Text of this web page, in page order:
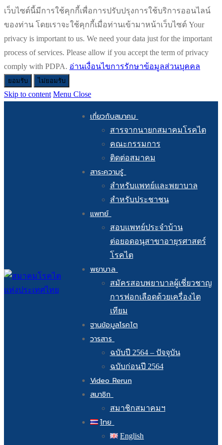
เว็บไซต์นี้มีการใช้คุกกี้เพื่อการปรับปรุงการใช้บริการออนไลน์
ของท่าน โดยเราจะใช้คุกกี้เมื่อท่านเข้ามาหน้าเว็บไซต์ Your
privacy is important to us. We need your data just for the important
process of services. Please allow if you accept the term of privacy
comply with PDPA. อ่านเงื่อนไขการรักษาข้อมูลส่วนบุคคล
ยอมรับ ไม่ยอมรับ
Skip to content Menu Close
เกี่ยวกับสมาคม
สารจากนายกสมาคมโรคไต
คณะกรรมการ
ติดต่อสมาคม
สาระความรู้
สำหรับแพทย์และพยาบาล
สำหรับประชาชน
แพทย์
สอบแพทย์ประจำบ้าน
ต่อยอดอนุสาขาอายุรศาสตร์
โรคไต
พยาบาล
สมัครสอบพยาบาลผู้เชี่ยวชาญ
การฟอกเลือดด้วยเครื่องไต
เทียม
ฐานข้อมูลโรคไต
วารสาร
ฉบับปี 2564 – ปัจจุบัน
ฉบับก่อนปี 2564
Video Rerun
สมาชิก
สมาชิกสมาคมฯ
ไทย
English